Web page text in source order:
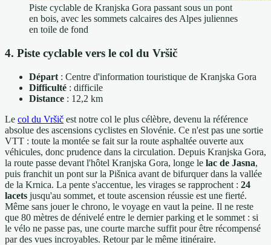
Piste cyclable de Kranjska Gora passant sous un pont
en bois, avec les sommets calcaires des Alpes juliennes
en toile de fond
4. Piste cyclable vers le col du Vršič
Départ : Centre d'information touristique de Kranjska Gora
Difficulté : difficile
Distance : 12,2 km
Le col du Vršič est notre col le plus célèbre, devenu la référence
absolue des ascensions cyclistes en Slovénie. Ce n'est pas une sortie
VTT : toute la montée se fait sur la route asphaltée ouverte aux
véhicules, donc prudence dans la circulation. Depuis Kranjska Gora,
la route passe devant l'hôtel Kranjska Gora, longe le lac de Jasna,
puis franchit un pont sur la Pišnica avant de bifurquer dans la vallée
de la Krnica. La pente s'accentue, les virages se rapprochent : 24
lacets jusqu'au sommet, et toute ascension réussie est une fierté.
Même sans jouer le chrono, le voyage en vaut la peine. Il ne reste
que 80 mètres de dénivelé entre le dernier parking et le sommet : si
le vélo ne passe pas, une courte marche suffit pour être récompensé
par des vues incroyables. Retour par le même itinéraire.